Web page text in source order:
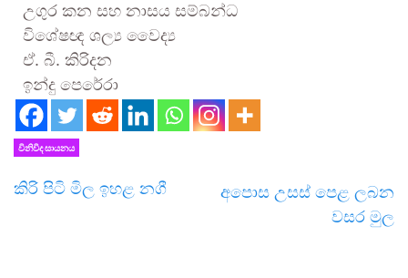
උගුර කන සහ නාසය සම්බන්ධ
විශේෂඥ ශල්‍ය වෛද්‍ය
ඒ. බී. කිරිදන
ඉන්දු පෙරේරා
විනිවිද සායනය
කිරි පිටි මිල ඉහළ නගී
අපොස උසස් පෙළ ලබන
වසර මුල